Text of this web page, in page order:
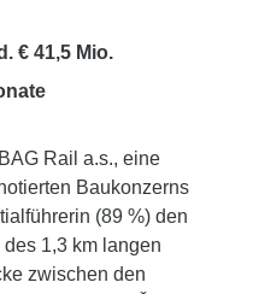
€ 41,5 Mio.
Rail a.s., eine
Baukonzerns
(89 %) den
1,3 km langen
zwischen den